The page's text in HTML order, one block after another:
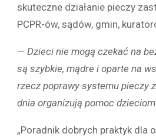
skuteczne działanie pieczy
PCPR-ów, sądów, gmin,
— Dzieci nie mogą czekać na
są szybkie, mądre i oparte na
rzecz poprawy systemu pieczy
dnia organizują pomoc dzieciom
„Poradnik dobrych praktyk dla